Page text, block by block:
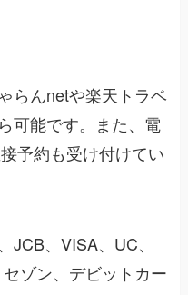
らんnetや楽天トラベ
可能です。また、電
予約も受け付けてい
、VISA、UC、
ゾン、デビットカー